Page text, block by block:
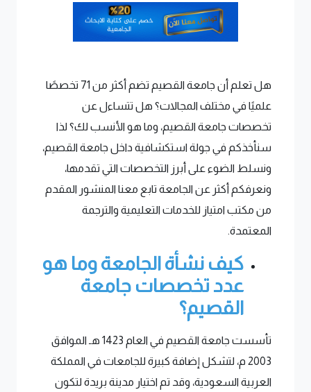
هل تعلم أن جامعة القصيم تضم أكثر من 71 تخصصًا
علميًا في مختلف المجالات؟ هل تتساءل عن
تخصصات جامعة القصيم، وما هو الأنسب لك؟ لذا
سنأخذكم في جولة استكشافية داخل جامعة القصيم،
ونسلط الضوء على أبرز التخصصات التي تقدمها،
ونعرفكم أكثر عن الجامعة تابع معنا المنشور المقدم
من مكتب امتياز للخدمات التعليمية والترجمة
المعتمدة.
كيف نشأة الجامعة وما هو
عدد تخصصات جامعة
القصيم؟
تأسست جامعة القصيم في العام 1423 هـ الموافق
2003 م، لتشكل إضافة كبيرة للجامعات في المملكة
العربية السعودية، وقد تم اختيار مدينة بريدة لتكون